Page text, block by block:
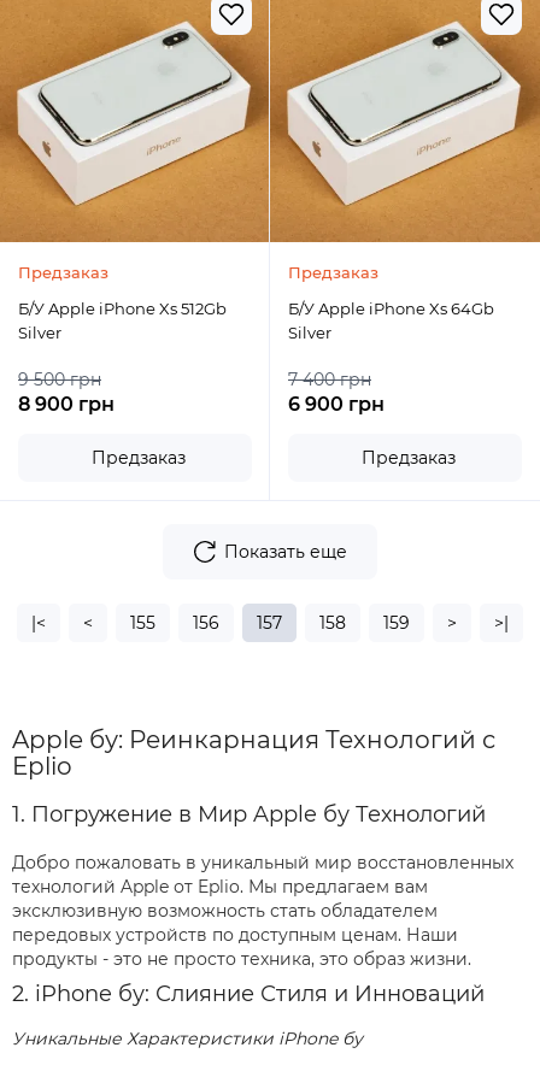
Предзаказ
Б/У Apple iPhone Xs 512Gb
Silver
9 500 грн
8 900 грн
Предзаказ
Предзаказ
Б/У Apple iPhone Xs 64Gb
Silver
7 400 грн
6 900 грн
Предзаказ
Показать еще
|< < 155 156 157 158 159 > >|
Apple бу: Реинкарнация Технологий с
Eplio
1. Погружение в Мир Apple бу Технологий
Добро пожаловать в уникальный мир восстановленных
технологий Apple от Eplio. Мы предлагаем вам
эксклюзивную возможность стать обладателем
передовых устройств по доступным ценам. Наши
продукты - это не просто техника, это образ жизни.
2. iPhone бу: Слияние Стиля и Инноваций
Уникальные Характеристики iPhone бу